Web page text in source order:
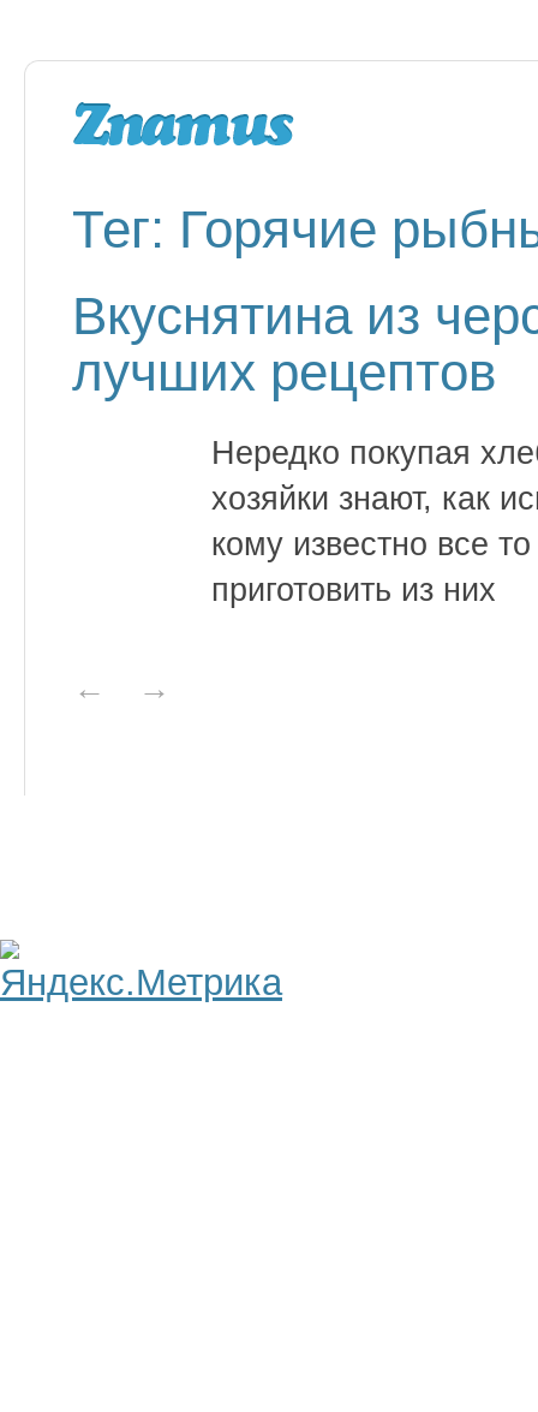
Тег: Горячие
Вкуснятина из
лучших рецептов
Нередко покупая
хозяйки знают, как
кому известно все
приготовить из них
← →